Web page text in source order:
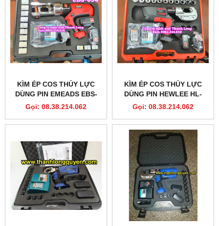
KÌM ÉP COS THỦY LỰC
DÙNG PIN EMEADS EBS-
630 EB-630 200KN 16MM2-
Gọi: 08.38.214.062
KÌM ÉP COS THỦY LỰC
DÙNG PIN HEWLEE HL-
400B ÉP NHỒI, ÉP NHANH
Gọi: 08.38.214.062